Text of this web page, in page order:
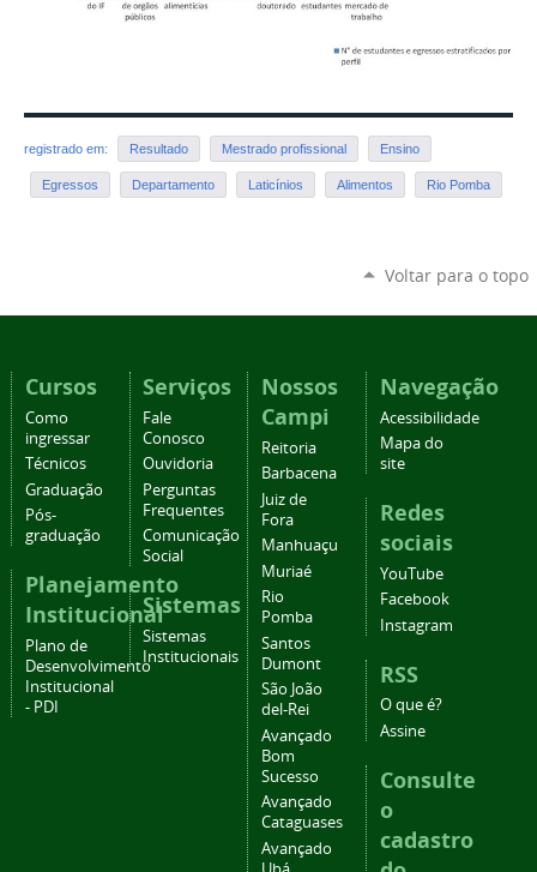
registrado em: Resultado Mestrado profissional Ensino
Egressos Departamento Laticínios Alimentos Rio Pomba
Voltar para o topo
Cursos
Como
ingressar
Técnicos
Graduação
Pós-
graduação
Planejamento
Institucional
Plano de
Desenvolvimento
Institucional
- PDI
Serviços
Fale
Conosco
Ouvidoria
Perguntas
Frequentes
Comunicação
Social
Sistemas
Sistemas
Institucionais
Nossos
Campi
Reitoria
Barbacena
Juiz de
Fora
Manhuaçu
Muriaé
Rio
Pomba
Santos
Dumont
São João
del-Rei
Avançado
Bom
Sucesso
Avançado
Cataguases
Avançado
Navegação
Acessibilidade
Mapa do
site
Redes
sociais
YouTube
Facebook
Instagram
RSS
O que é?
Assine
Consulte
o
cadastro